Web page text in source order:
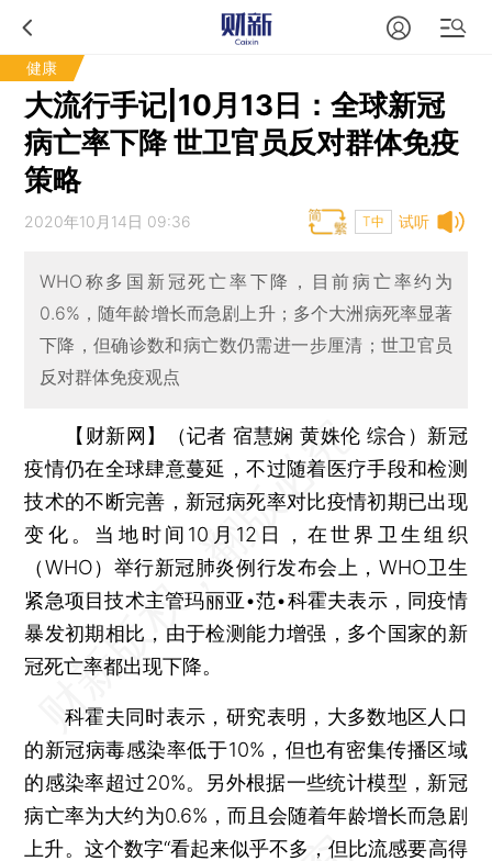
健康
大流行手记|10月13日：全球新冠
病亡率下降 世卫官员反对群体免疫
策略
试听
2020年10月14日 09:36 T中
WHO称多国新冠死亡率下降，目前病亡率约为
0.6%，随年龄增长而急剧上升；多个大洲病死率显著
下降，但确诊数和病亡数仍需进一步厘清；世卫官员
反对群体免疫观点
【财新网】（记者 宿慧娴 黄姝伦 综合） 新冠
疫情仍在全球肆意蔓延，不过随着医疗手段和检测
技术的不断完善，新冠病死率对比疫情初期已出现
变化。当地时间10月12日，在世界卫生组织
（WHO）举行新冠肺炎例行发布会上，WHO卫生
紧急项目技术主管玛丽亚•范•科霍夫表示，同疫情
暴发初期相比，由于检测能力增强，多个国家的新
冠死亡率都出现下降。
科霍夫同时表示，研究表明，大多数地区人口
的新冠病毒感染率低于10%，但也有密集传播区域
的感染率超过20%。另外根据一些统计模型，新冠
病亡率为大约为0.6%，而且会随着年龄增长而急剧
上升。这个数字“看起来似乎不多，但比流感要高得